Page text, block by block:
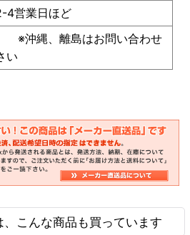
4営業日ほど
沖縄、離島はお問い合わせ
い
こんな商品も買っています